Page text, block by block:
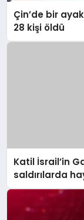
Çin’de bir
28 kişi öldü
Katil İsrail’in
saldırılarda
yükseldi